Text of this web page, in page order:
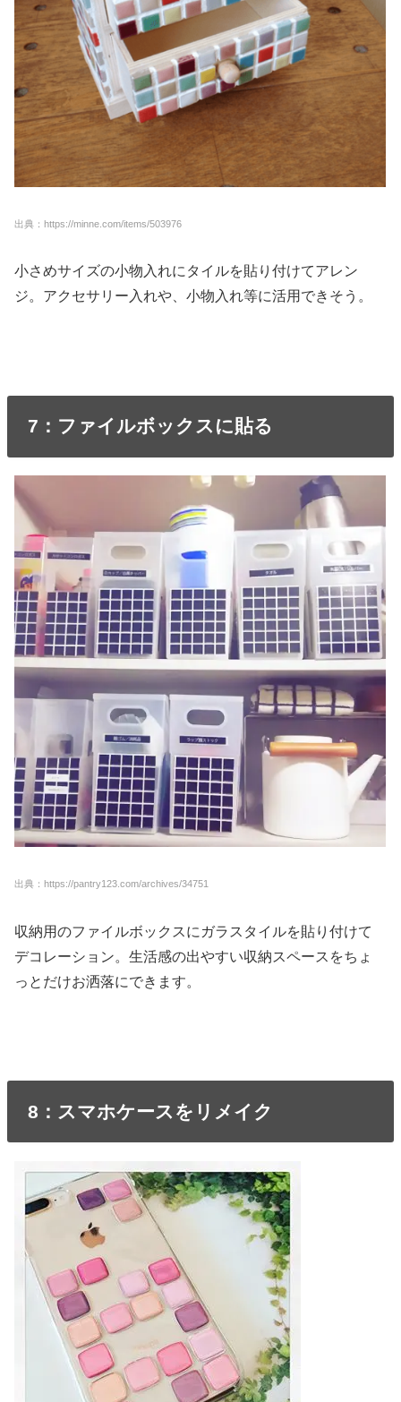
出典：https://minne.com/items/503976
小さめサイズの小物入れにタイルを貼り付けてアレン
ジ。アクセサリー入れや、小物入れ等に活用できそう。
7：ファイルボックスに貼る
出典：https://pantry123.com/archives/34751
収納用のファイルボックスにガラスタイルを貼り付けて
デコレーション。生活感の出やすい収納スペースをちょ
っとだけお洒落にできます。
8：スマホケースをリメイク